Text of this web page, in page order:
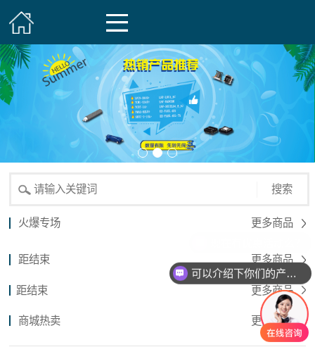
搜索
火爆专场 更多商品
距结束 更多商品
距结束 更多商品
商城热卖 更多商品
可以介绍下你们的产品么？